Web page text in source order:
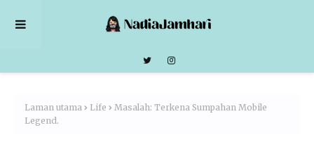
Laman utama Life
Masalah: Terkena Sumpahan Mobile
Legend.